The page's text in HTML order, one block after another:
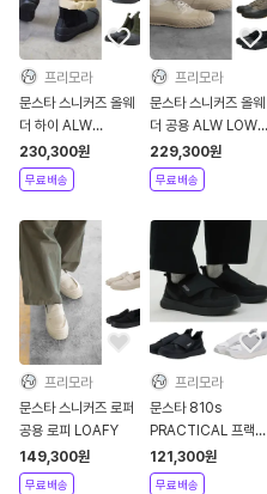
프리모라
문스타 스니커즈 올웨
더 하이 ALW
SIDEGOA
230,300원
무료배송
프리모라
문스타 스니커즈 올웨
더 공용 ALW LOW
로우
229,300원
무료배송
프리모라
문스타 스니커즈 로퍼
공용 로피 LOAFY
149,300원
무료배송
프리모라
문스타 810s
PRACTICAL 프랙티
컬 공용 밴드
121,300원
무료배송